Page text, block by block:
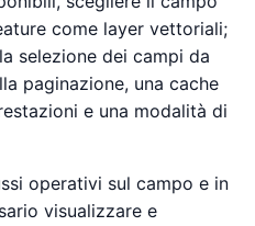
come layer vettoriali;
selezione dei campi da
paginazione, una cache
e una modalità di
operativi sul campo e in
visualizzare e